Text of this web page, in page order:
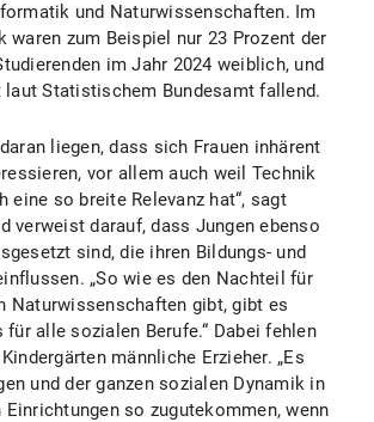
und Naturwissenschaften. Im
waren zum Beispiel nur 23 Prozent der
im Jahr 2024 weiblich, und
laut Statistischem Bundesamt fallend.
liegen, dass sich Frauen inhärent
vor allem auch weil Technik
eine so breite Relevanz hat“, sagt
verweist darauf, dass Jungen ebenso
sind, die ihren Bildungs- und
„So wie es den Nachteil für
Naturwissenschaften gibt, gibt es
für alle sozialen Berufe.“ Dabei fehlen
männliche Erzieher. „Es
und der ganzen sozialen Dynamik in
Einrichtungen so zugutekommen, wenn